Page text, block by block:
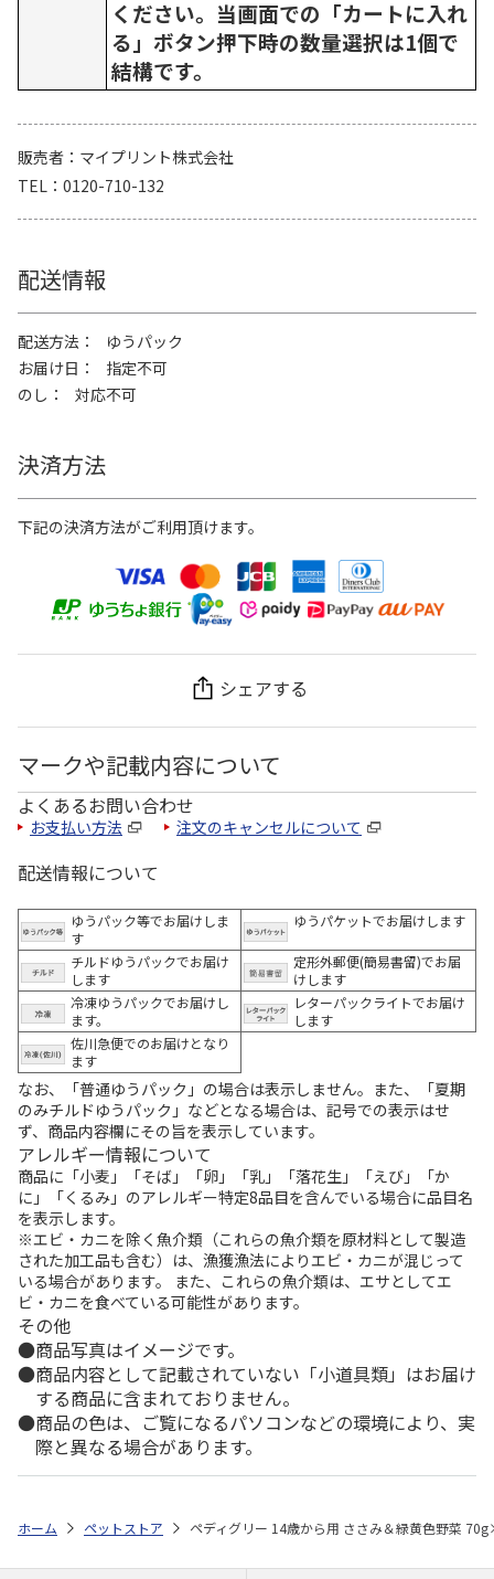
ください。当画面での「カートに入れ
る」ボタン押下時の数量選択は1個で
結構です。
販売者
マイプリント株式会社
TEL
0120-710-132
配送情報
配送方法
ゆうパック
お届け日
指定不可
のし
対応不可
決済方法
下記の決済方法がご利用頂けます。
シェアする
マークや記載内容について
よくあるお問い合わせ
お支払い方法 注文のキャンセルについて
配送情報について
ゆうパック等でお届けしま
す
ゆうパケットでお届けします
チルドゆうパックでお届け
します
定形外郵便(簡易書留)でお届
けします
冷凍ゆうパックでお届けし
ます。
レターパックライトでお届け
します
佐川急便でのお届けとなり
ます
なお、「普通ゆうパック」の場合は表示しません。また、「夏期
のみチルドゆうパック」などとなる場合は、記号での表示はせ
ず、商品内容欄にその旨を表示しています。
アレルギー情報について
商品に「小麦」「そば」「卵」「乳」「落花生」「えび」「か
に」「くるみ」のアレルギー特定8品目を含んでいる場合に品目名
を表示します。
※エビ・カニを除く魚介類（これらの魚介類を原材料として製造
された加工品も含む）は、漁獲漁法によりエビ・カニが混じって
いる場合があります。 また、これらの魚介類は、エサとしてエ
ビ・カニを食べている可能性があります。
その他
商品写真はイメージです。
商品内容として記載されていない「小道具類」はお届け
する商品に含まれておりません。
商品の色は、ご覧になるパソコンなどの環境により、実
際と異なる場合があります。
ホーム ペットストア ペディグリー 14歳から用 ささみ＆緑黄色野菜